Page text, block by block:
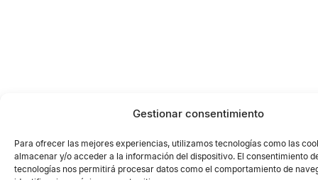
Gestionar consentimiento
Para ofrecer las mejores experiencias, utilizamos tecnologías como las
almacenar y/o acceder a la información del dispositivo. El consentimiento
tecnologías nos permitirá procesar datos como el comportamiento de